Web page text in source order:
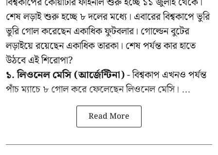
শেষ লড়াই শুরু হচ্ছে ৮ দলের মধ্যে। এবারের বিশ্বকাপে ভুরি
ভুরি গোল করেছেন একাধিক ফুটবলার। গোল্ডেন বুটের
লড়াইয়ে রয়েছেন একাধিক তারকা। শেষ পর্যন্ত কার হাতে
উঠবে এই শিরোপা?
১. লিওনেল মেসি (আর্জেন্টিনা)- বিশ্বকাপ এখনও পর্যন্ত
পাঁচ ম্যাচে ৮ গোল করে ফেলেছেন লিওনেল মেসি। ...
Read More